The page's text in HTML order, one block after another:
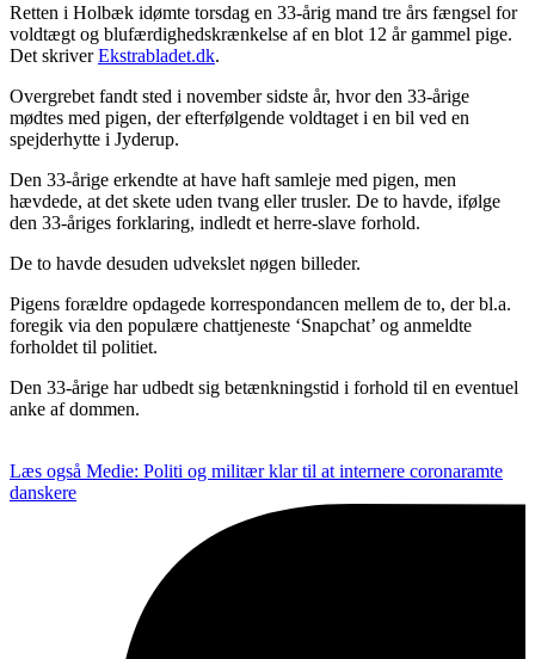
Retten i Holbæk idømte torsdag en 33-årig mand tre års fængsel for
voldtægt og blufærdighedskrænkelse af en blot 12 år gammel pige.
Det skriverEkstrabladet.dk.
Overgrebet fandt sted i november sidste år, hvor den 33-årige
mødtes med pigen, der efterfølgende voldtaget i en bil ved en
spejderhytte i Jyderup.
Den 33-årige erkendte at have haft samleje med pigen, men
hævdede, at det skete uden tvang eller trusler. De to havde, ifølge
den 33-åriges forklaring, indledt et herre-slave forhold.
De to havde desuden udvekslet nøgen billeder.
Pigens forældre opdagede korrespondancen mellem de to, der bl.a.
foregik via den populære chattjeneste ‘Snapchat’ og anmeldte
forholdet til politiet.
Den 33-årige har udbedt sig betænkningstid i forhold til en eventuel
anke af dommen.
Læs også Medie: Politi og militær klar til at internere coronaramte
danskere